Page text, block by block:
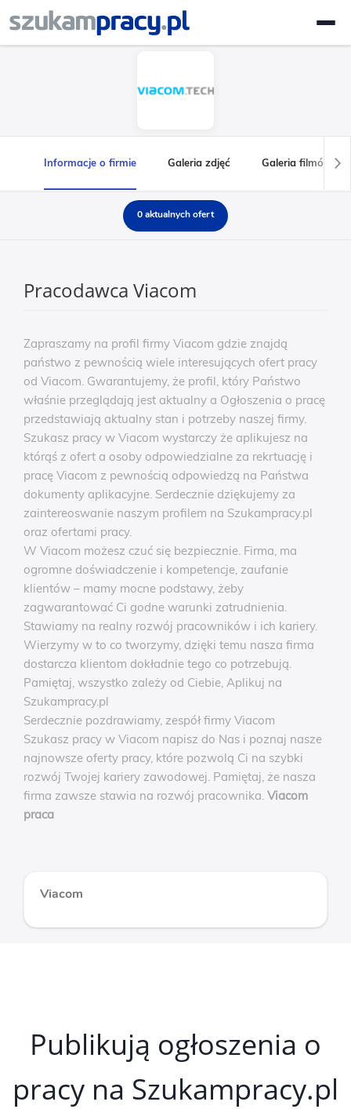
Informacje o firmie Galeria zdjęć Galeria filmów
0 aktualnych ofert
Pracodawca Viacom
Zapraszamy na profil firmy Viacom gdzie znajdą
państwo z pewnością wiele interesujących ofert pracy
od Viacom. Gwarantujemy, że profil, który Państwo
właśnie przeglądają jest aktualny a Ogłoszenia o pracę
przedstawiają aktualny stan i potrzeby naszej firmy.
Szukasz pracy w Viacom wystarczy że aplikujesz na
którąś z ofert a osoby odpowiedzialne za rekrtuację i
pracę Viacom z pewnością odpowiedzą na Państwa
dokumenty aplikacyjne. Serdecznie dziękujemy za
zaintereoswanie naszym profilem na Szukampracy.pl
oraz ofertami pracy.
W Viacom możesz czuć się bezpiecznie. Firma, ma
ogromne doświadczenie i kompetencje, zaufanie
klientów – mamy mocne podstawy, żeby
zagwarantować Ci godne warunki zatrudnienia.
Stawiamy na realny rozwój pracowników i ich kariery.
Wierzymy w to co tworzymy, dzięki temu nasza firma
dostarcza klientom dokładnie tego co potrzebują.
Pamiętaj, wszystko zależy od Ciebie, Aplikuj na
Szukampracy.pl
Serdecznie pozdrawiamy, zespół firmy Viacom
Szukasz pracy w Viacom napisz do Nas i poznaj nasze
najnowsze oferty pracy, które pozwolą Ci na szybki
rozwój Twojej kariery zawodowej. Pamiętaj, że nasza
firma zawsze stawia na rozwój pracownika. Viacom
praca
Viacom
Publikują ogłoszenia o
pracy na Szukampracy.pl